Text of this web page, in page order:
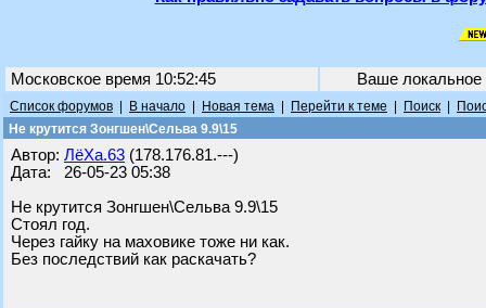
Московское время 10:52:45 Ваше
Список форумов В начало Новая тема Перейти к теме Поиск
Не крутится Зонгшен\Сельва 9.9\15
Автор: ЛёХа.63 (178.176.81.---)
Дата: 26-05-23 05:38
Не крутится Зонгшен\Сельва 9.9\15
Стоял год.
Через гайку на маховике тоже ни как.
Без последствий как раскачать?